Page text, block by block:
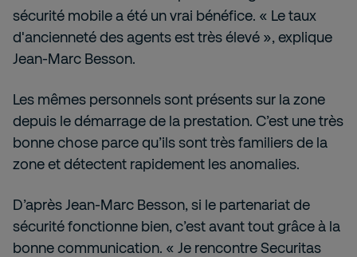
sécurité mobile a été un vrai bénéfice. « Le taux
d'ancienneté des agents est très élevé », explique
Jean-Marc Besson.
Les mêmes personnels sont présents sur la zone
depuis le démarrage de la prestation. C’est une très
bonne chose parce qu’ils sont très familiers de la
zone et détectent rapidement les anomalies.
D’après Jean-Marc Besson, si le partenariat de
sécurité fonctionne bien, c’est avant tout grâce à la
bonne communication. « Je rencontre Securitas